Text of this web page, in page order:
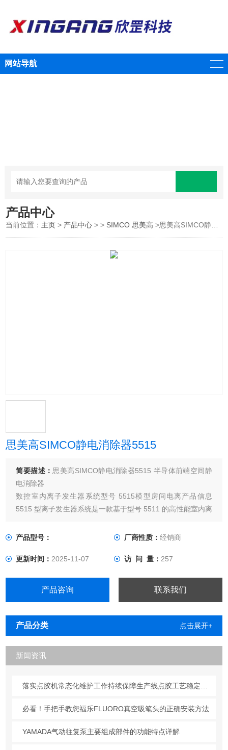
网站导航
产品中心
当前位置： 主页 > 产品中心 > > SIMCO 思美高 >思美高SIMCO静电消除器5515
思美高SIMCO静电消除器5515
简要描述：思美高SIMCO静电消除器5515 半导体前端空间静
电消除器
数控室内离子发生器系统型号 5515模型房间电离产品信息
5515 型离子发生器系统是一款基于型号 5511 的高性能室内离
有成本和易用性。特征■全数字控制电路，确保长期稳定的离
交付结果
产品型号： 厂商性质： 经销商
更新时间：2025-11-07 访 问 量： 257
产品咨询 联系我们
产品分类 点击展开+
新闻资讯
落实点胶机常态化维护工作持续保障生产线点胶工艺稳定合规
必看！手把手教您福乐FLUORO真空吸笔头的正确安装方法
YAMADA气动往复泵主要组成部件的功能特点详解